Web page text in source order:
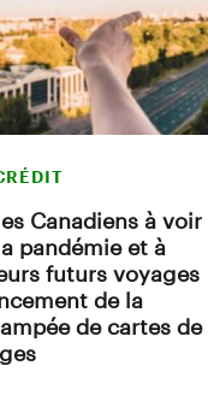
Canadiens à voir
pandémie et à
futurs voyages
de la
de cartes de